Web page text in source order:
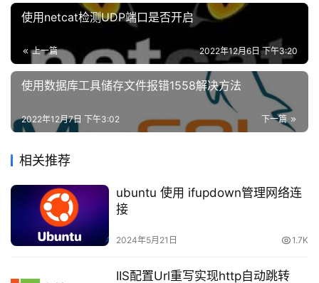
络
全
网
建
案
登录
执行以下命令，安装 MariaDB。
yum -y install MariaDB-client MariaDB-server
依次执行以下命令，启动 MariaDB 服务，并设置为开
systemctl start mariadb
systemctl enable mariadb
执行以下命令，验证 MariaDB 是否安装成功。
mysql
显示结果如下，则成功安装。
使用netcat检测UDP端口是否开启
上一篇 2022年12月6日 下午3:20
使用数据库工具储存文件报错1558解决方法
下一篇
2022年12月7日 下午3:02
相关推荐
ubuntu 使用 ifupdown管理网络连
接
2024年5月21日 1.7K
IIS配置Url重写实现http自动跳转